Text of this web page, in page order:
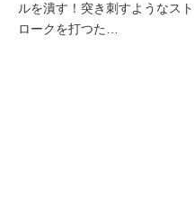
ルを潰す！突き刺すようなスト
ロークを打つた…